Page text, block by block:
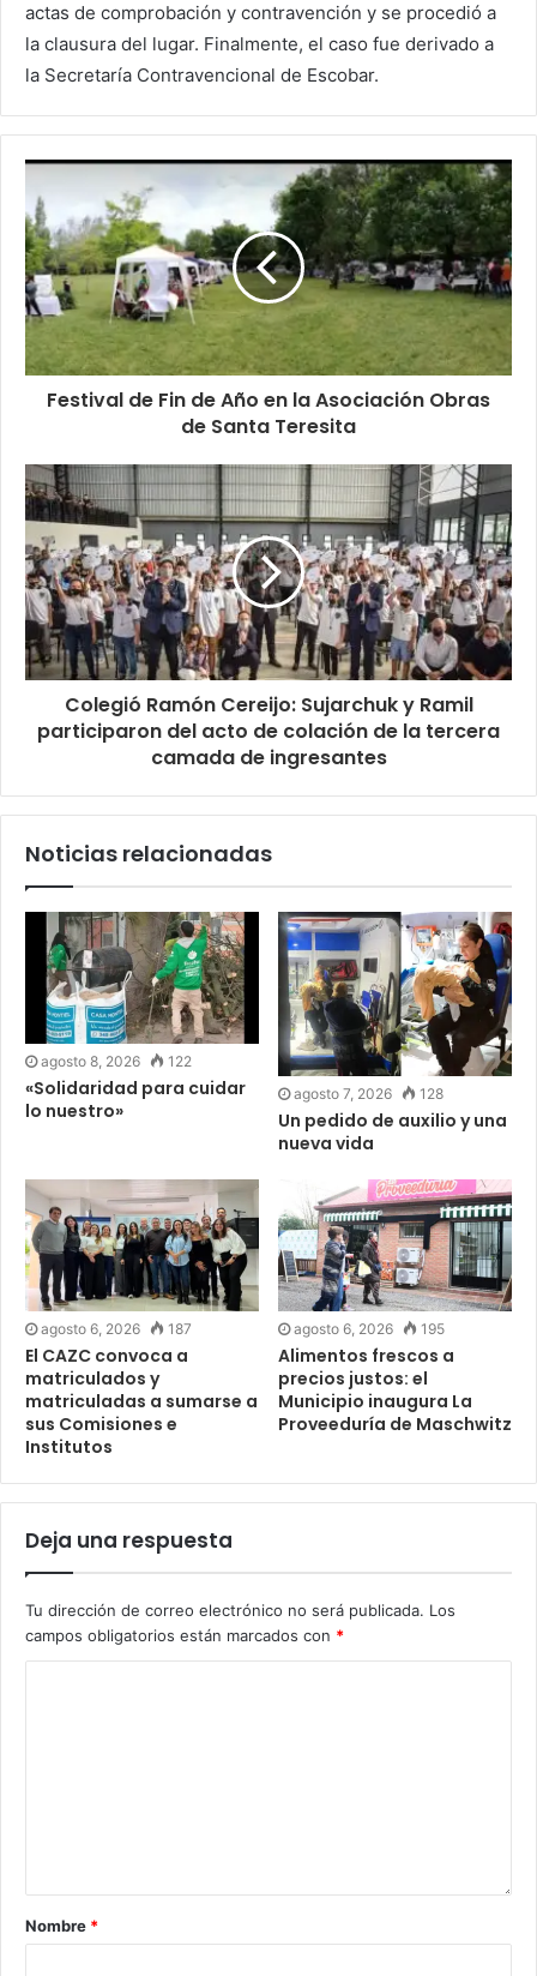
actas de comprobación y contravención y se procedió a
la clausura del lugar. Finalmente, el caso fue derivado a
la Secretaría Contravencional de Escobar.
Festival de Fin de Año en la Asociación Obras
de Santa Teresita
Colegió Ramón Cereijo: Sujarchuk y Ramil
participaron del acto de colación de la tercera
camada de ingresantes
Noticias relacionadas
agosto 8, 2026 122
«Solidaridad para cuidar
lo nuestro»
agosto 7, 2026 128
Un pedido de auxilio y una
nueva vida
agosto 6, 2026 187
El CAZC convoca a
matriculados y
matriculadas a sumarse a
sus Comisiones e
Institutos
agosto 6, 2026 195
Alimentos frescos a
precios justos: el
Municipio inaugura La
Proveeduría de Maschwitz
Deja una respuesta
Tu dirección de correo electrónico no será publicada. Los
campos obligatorios están marcados con *
Nombre *